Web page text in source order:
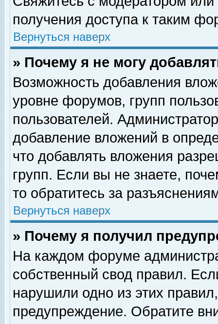
получения доступа к таким
Вернуться наверх
» Почему я не могу
Возможность добавления
уровне форумов, групп
пользователей.
добавление вложений в
что добавлять вложения
групп. Если вы не знаете,
то обратитесь за
Вернуться наверх
» Почему я получил
На каждом форуме
собственный свод правил.
нарушили одно из этих
предупреждение. Обратите